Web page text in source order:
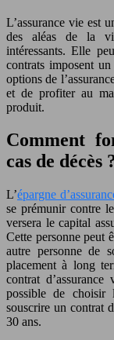
L’assurance vie est
des aléas de la
intéressants. Elle
contrats imposent un
options de
et de profiter au
produit.
Comment
cas de décès
L’épargne
se prémunir contre
versera le capital
Cette personne peut
autre personne de
placement à long
contrat
possible de
souscrire un contrat
30 ans.